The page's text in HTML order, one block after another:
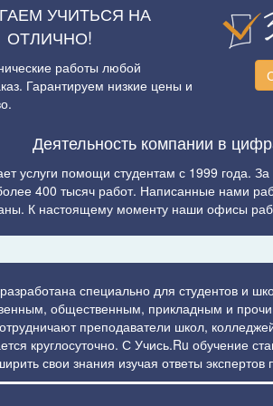
УЧИТЬСЯ НА
ОТЛИЧНО!
работы любой
Гарантируем низкие цены и
Деятельность компании в
услуги помощи студентам с 1999 года.
400 тысяч работ. Написанные нами
К настоящему моменту наши офисы
специально для студентов и
общественным, прикладным и
преподаватели школ,
круглосуточно. С Учись.Ru обучение
свои знания изучая ответы